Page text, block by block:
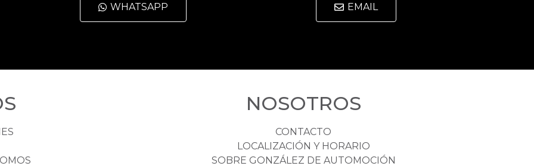
WHATSAPP EMAIL
NOSOTROS
CONTACTO
LOCALIZACIÓN Y HORARIO
SOBRE GONZÁLEZ DE AUTOMOCIÓN